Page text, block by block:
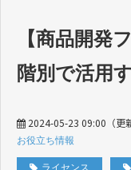
【商品開発
階別で活用
2024-05-23 09:00 （更
お役立ち情報
ライセンス